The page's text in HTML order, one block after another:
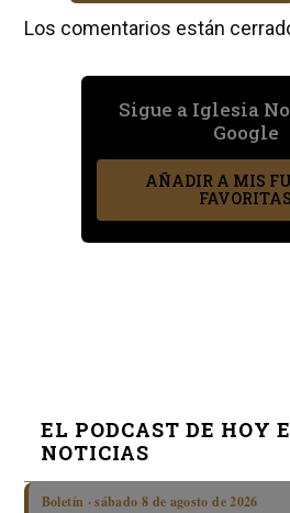
Los comentarios están
Sigue a Iglesia
Google
AÑADIR A MIS
FAVORITAS
EL PODCAST DE HOY
NOTICIAS
Boletín · sábado 8 de agosto de 2026